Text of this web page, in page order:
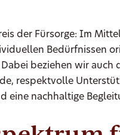
der Fürsorge: Im
Bedürfnissen
beziehen wir auch
respektvolle
eine nachhaltige